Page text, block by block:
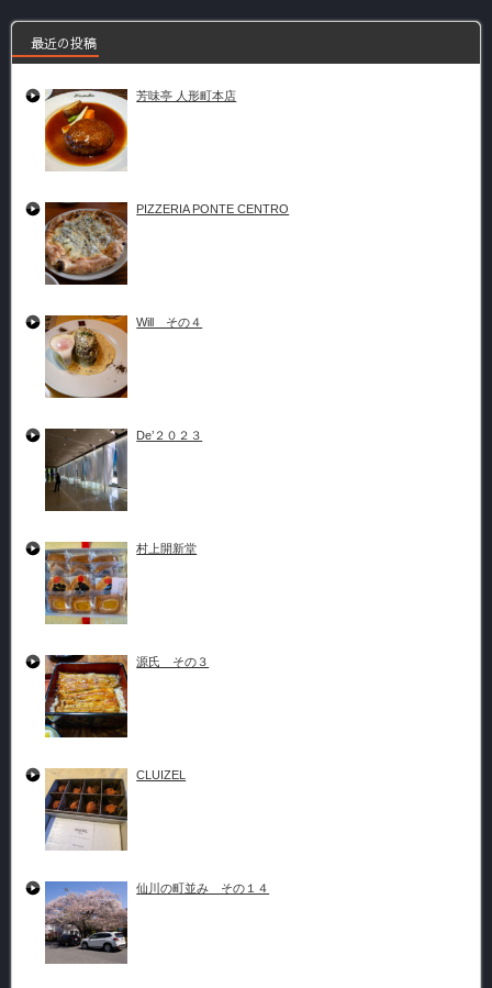
最近の投稿
芳味亭 人形町本店
PIZZERIA PONTE CENTRO
Will その４
De’２０２３
村上開新堂
源氏 その３
CLUIZEL
仙川の町並み その１４